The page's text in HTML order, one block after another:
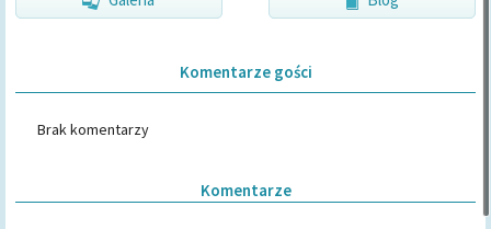
Komentarze gości
Brak komentarzy
Komentarze